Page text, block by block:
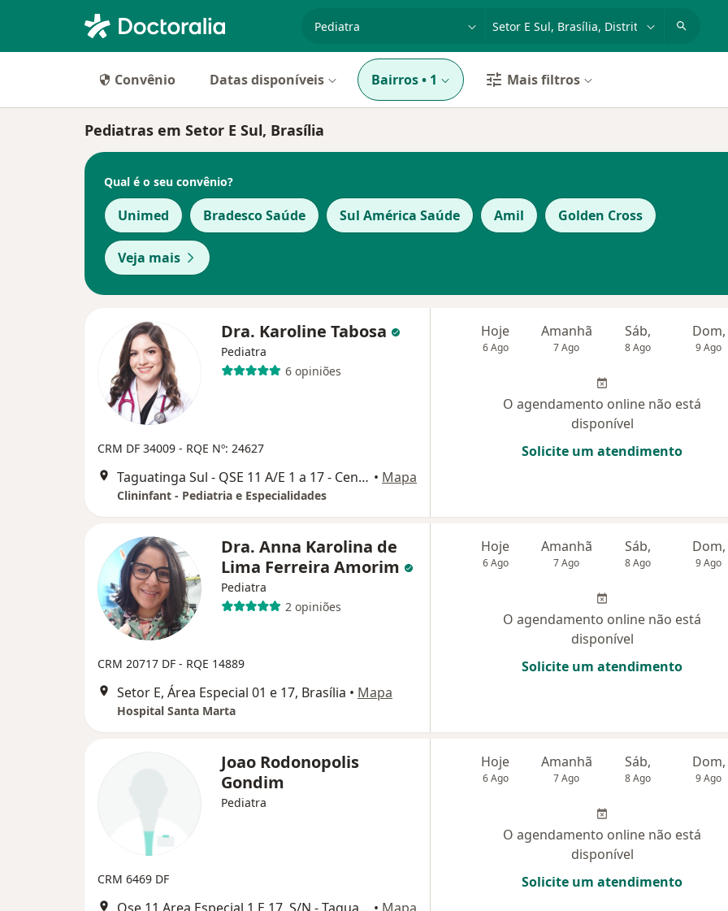
cidade ou região
Convênio Datas disponíveis Bairros• 1 Mais filtros
Pediatras em Setor E Sul, Brasília
Qual é o seu convênio?
Unimed Bradesco Saúde Sul América Saúde Amil Golden Cross
Veja mais
Dra. Karoline Tabosa
Pediatra
6 opiniões
CRM DF 34009 - RQE Nº: 24627
Taguatinga Sul - QSE 11 A/E 1 a 17 - Centro Médico do Hospital Santa Marta, Brasília • Mapa
Clininfant - Pediatria e Especialidades
Hoje
6 Ago
Amanhã
7 Ago
Sáb,
8 Ago
Dom,
9 Ago
O agendamento online não está
disponível
Solicite um atendimento
Dra. Anna Karolina de
Lima Ferreira Amorim
Pediatra
2 opiniões
CRM 20717 DF - RQE 14889
Setor E, Área Especial 01 e 17, Brasília • Mapa
Hospital Santa Marta
Hoje
6 Ago
Amanhã
7 Ago
Sáb,
8 Ago
Dom,
9 Ago
O agendamento online não está
disponível
Solicite um atendimento
Joao Rodonopolis
Gondim
Pediatra
CRM 6469 DF
Hoje
6 Ago
Amanhã
7 Ago
Sáb,
8 Ago
Dom,
9 Ago
O agendamento online não está
disponível
Solicite um atendimento